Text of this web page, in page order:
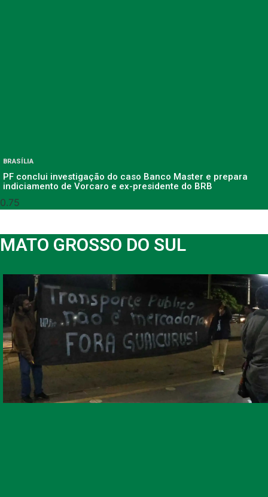
BRASÍLIA
PF conclui investigação do caso Banco Master e prepara
indiciamento de Vorcaro e ex-presidente do BRB
MATO GROSSO DO SUL